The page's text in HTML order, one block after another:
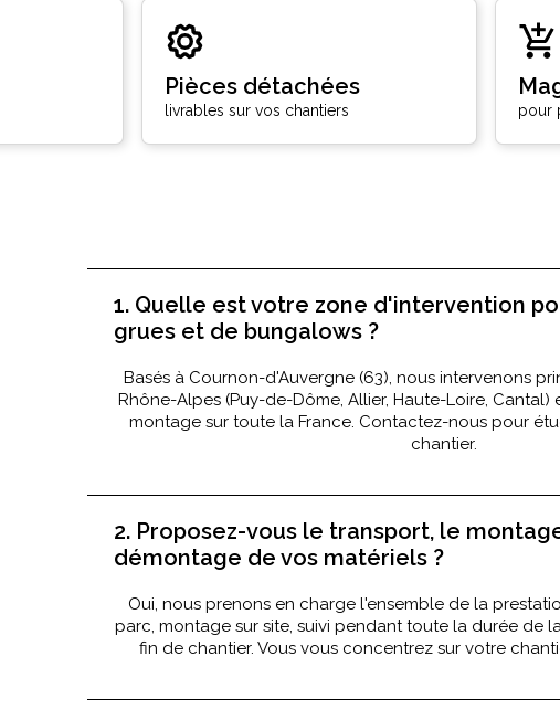
Pièces détachées
livrables sur vos chantiers pour
1. Quelle est votre zone d'intervention
grues et de bungalows ?
Basés à Cournon-d'Auvergne (63), nous intervenons
Rhône-Alpes (Puy-de-Dôme, Allier, Haute-Loire, Cantal)
montage sur toute la France. Contactez-nous pour
chantier.
2. Proposez-vous le transport, le
démontage de vos matériels ?
Oui, nous prenons en charge l'ensemble de la
parc, montage sur site, suivi pendant toute la durée de
fin de chantier. Vous vous concentrez sur votre